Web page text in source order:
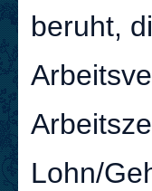
beruht,
Lohn/